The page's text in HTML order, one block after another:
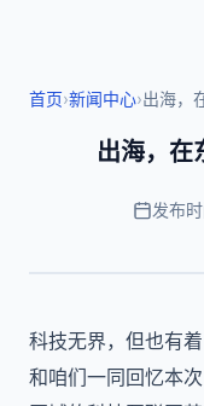
首页›新闻中心›出海，
出海，在
发布
科技无界，但也有
和咱们一同回忆本